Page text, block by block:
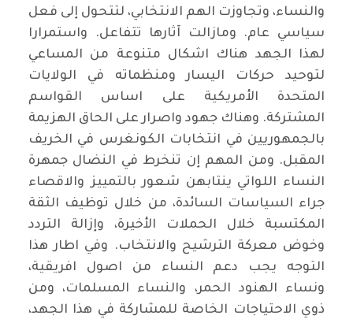
والنساء، وتجاوزت الهم الانتخابي، لتتحول إلى فعل
سياسي عام. ومازالت آثارها تتفاعل. واستمرارا
لهذا الجهد هناك اشكال متنوعة من المساعي
لتوحيد حركات اليسار ومنظماته في الولايات
المتحدة الأمريكية على اساس القواسم
المشتركة. وهناك جهود واصرار على الحاق الهزيمة
بالجمهوريين في انتخابات الكونغرس في الخريف
المقبل. ومن المهم إن تنخرط في النضال جمهرة
النساء اللواتي ينتابهن شعور بالتمييز والاقصاء
جراء السياسات السائدة، من خلال توظيف الثقة
المكتسبة خلال الحملات الأخيرة، وإزالة التردد
وخوض معركة الترشيح والانتخاب. وفي اطار هذا
التوجه يجب دعم النساء من اصول افريقية،
ونساء الهنود الحمر، والنساء المسلمات، ومن
ذوي الاحتياجات الخاصة للمشاركة في هذا الجهد،